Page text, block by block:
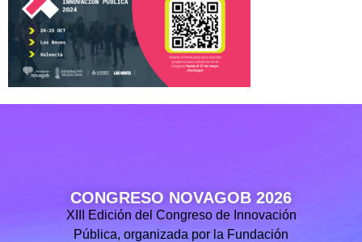
CONGRESO NOVAGOB 2026
XIII Edición del Congreso de Innovación
Pública, organizada por la Fundación